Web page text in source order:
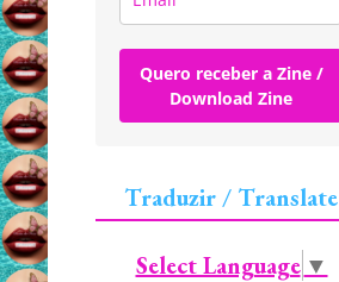
Quero receber a Zine /
Download Zine
Traduzir / Translate
Select Language ▼